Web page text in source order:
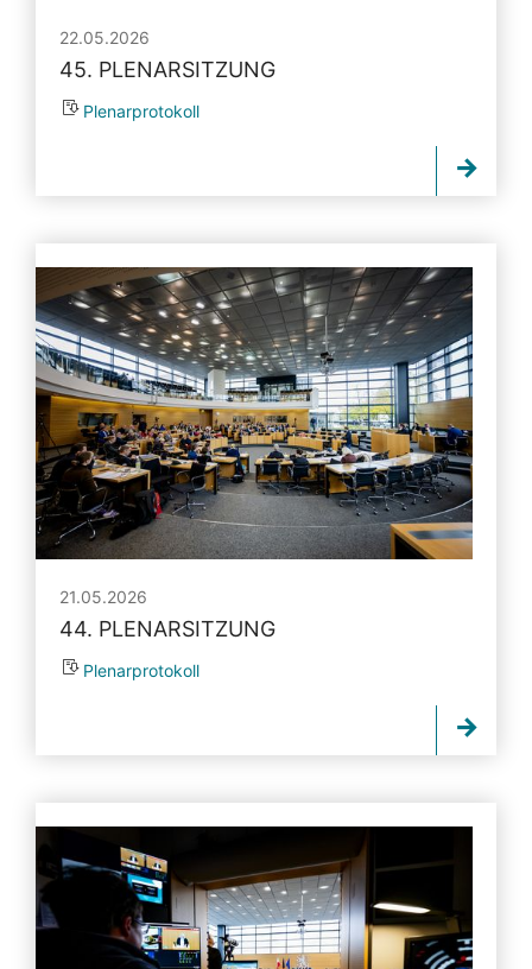
22.05.2026
45. PLENARSITZUNG
Plenarprotokoll
21.05.2026
44. PLENARSITZUNG
Plenarprotokoll